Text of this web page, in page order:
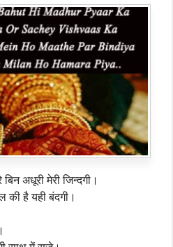
अधूरी मेरी जिन्दगी।
की है यही बंदगी।